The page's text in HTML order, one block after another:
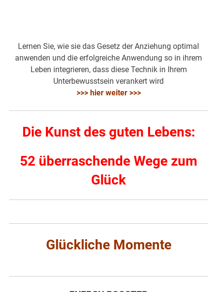
Lernen Sie, wie sie das Gesetz der Anziehung optimal
anwenden und die erfolgreiche Anwendung so in ihrem
Leben integrieren, dass diese Technik in Ihrem
Unterbewusstsein verankert wird
>>> hier weiter >>>
Die Kunst des guten Lebens:
52 überraschende Wege zum
Glück
Glückliche Momente